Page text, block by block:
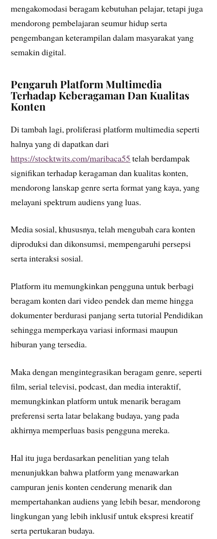
mengakomodasi beragam kebutuhan pelajar, tetapi juga
mendorong pembelajaran seumur hidup serta
pengembangan keterampilan dalam masyarakat yang
semakin digital.
Pengaruh Platform Multimedia
Terhadap Keberagaman Dan Kualitas
Konten
Di tambah lagi, proliferasi platform multimedia seperti
halnya yang di dapatkan dari
https://stocktwits.com/maribaca55 telah berdampak
signifikan terhadap keragaman dan kualitas konten,
mendorong lanskap genre serta format yang kaya, yang
melayani spektrum audiens yang luas.
Media sosial, khususnya, telah mengubah cara konten
diproduksi dan dikonsumsi, mempengaruhi persepsi
serta interaksi sosial.
Platform itu memungkinkan pengguna untuk berbagi
beragam konten dari video pendek dan meme hingga
dokumenter berdurasi panjang serta tutorial Pendidikan
sehingga memperkaya variasi informasi maupun
hiburan yang tersedia.
Maka dengan mengintegrasikan beragam genre, seperti
film, serial televisi, podcast, dan media interaktif,
memungkinkan platform untuk menarik beragam
preferensi serta latar belakang budaya, yang pada
akhirnya memperluas basis pengguna mereka.
Hal itu juga berdasarkan penelitian yang telah
menunjukkan bahwa platform yang menawarkan
campuran jenis konten cenderung menarik dan
mempertahankan audiens yang lebih besar, mendorong
lingkungan yang lebih inklusif untuk ekspresi kreatif
serta pertukaran budaya.